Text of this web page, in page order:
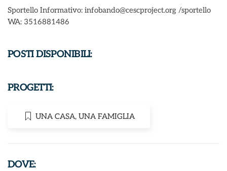
Sportello Informativo: infobando@cescproject.org /sportello
WA: 3516881486
POSTI DISPONIBILI:
PROGETTI:
UNA CASA, UNA FAMIGLIA
DOVE: